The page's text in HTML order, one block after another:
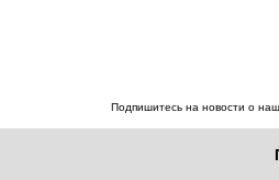
Подпишитесь на новости о